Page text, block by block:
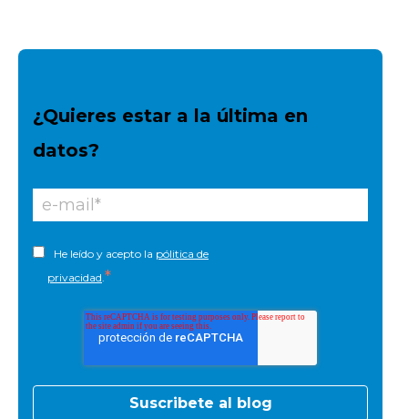
¿Quieres estar a la última en
datos?
He leído y acepto la pólitica de
privacidad *